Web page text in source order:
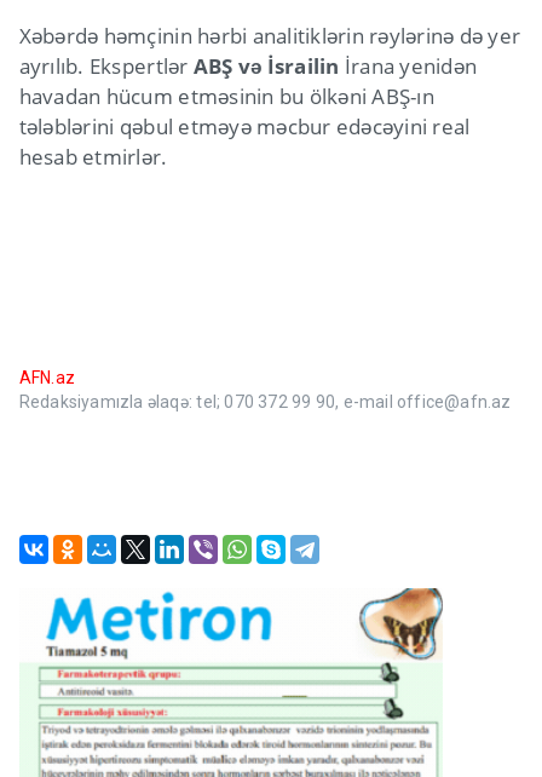
Xəbərdə həmçinin hərbi analitiklərin rəylərinə də yer
ayrılıb. Ekspertlər ABŞ və İsrailin İrana yenidən
havadan hücum etməsinin bu ölkəni ABŞ-ın
tələblərini qəbul etməyə məcbur edəcəyini real
hesab etmirlər.
AFN.az
Redaksiyamızla əlaqə: tel; 070 372 99 90, e-mail office@afn.az